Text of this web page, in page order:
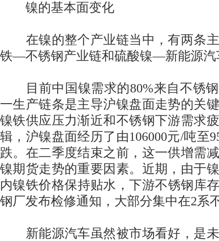
镍的基本面变化
在镍的整个产业链当中，有两条主
铁—不锈钢产业链和硫酸镍—新能源汽
目前中国镍需求的80%来自不锈钢
一生产链条是主导沪镍盘面走势的关
镍铁供应压力渐近和不锈钢下游需求
辑，沪镍盘面经历了由106000元/吨至
跌。在二季度结束之前，这一供增需
镍期货走势的重要因素。近期，由于
内镍铁价格保持贴水，下游不锈钢库
钢厂发布检修通知，大部分集中在2系
新能源汽车虽然被市场看好，是未